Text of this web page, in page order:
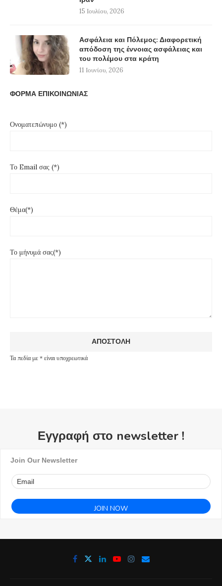
15 Ιουλίου, 2026
Ασφάλεια και Πόλεμος: Διαφορετική
απόδοση της έννοιας ασφάλειας και
του πολέμου στα κράτη
11 Ιουνίου, 2026
ΦΟΡΜΑ ΕΠΙΚΟΙΝΩΝΙΑΣ
Ονοματεπώνυμο (*)
Το Email σας (*)
Θέμα(*)
Το μήνυμά σας(*)
Τα πεδία με * είναι υποχρεωτικά
Εγγραφή στο newsletter !
Join Our Newsletter